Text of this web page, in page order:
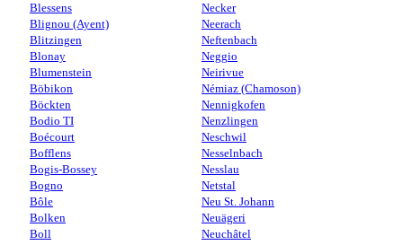
Blessens
Blignou (Ayent)
Blitzingen
Blonay
Blumenstein
Böbikon
Böckten
Bodio TI
Boécourt
Bofflens
Bogis-Bossey
Bogno
Bôle
Bolken
Boll
Necker
Neerach
Neftenbach
Neggio
Neirivue
Némiaz (Chamoson)
Nennigkofen
Nenzlingen
Neschwil
Nesselnbach
Nesslau
Netstal
Neu St. Johann
Neuägeri
Neuchâtel